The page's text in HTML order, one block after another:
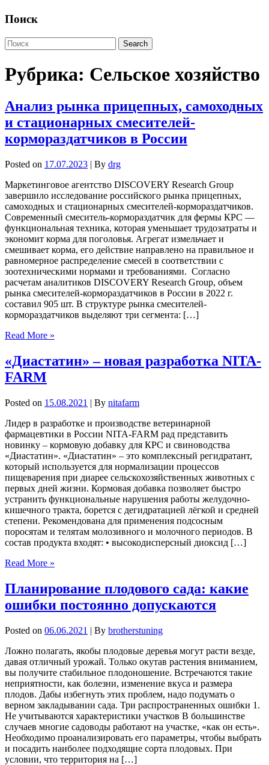
Поиск
Рубрика: Сельское хозяйство
Анализ рынка прицепных, самоходных
и стационарных смесителей-
кормораздатчиков в России
Posted on 17.07.2023 | By drg
Маркетинговое агентство DISCOVERY Research Group
завершило исследование российского рынка прицепных,
самоходных и стационарных смесителей-кормораздатчиков.
Современный смеситель-кормораздатчик для фермы КРС —
функциональная техника, которая уменьшает трудозатраты и
экономит корма для поголовья. Агрегат измельчает и
смешивает корма, его действие направлено на правильное и
равномерное распределение смесей в соответствии с
зоотехническими нормами и требованиями. Согласно
расчетам аналитиков DISCOVERY Research Group, объем
рынка смесителей-кормораздатчиков в России в 2022 г.
составил 905 шт. В структуре рынка смесителей-
кормораздатчиков выделяют три сегмента: […]
Read More »
«Диастатин» – новая разработка NITA-
FARM
Posted on 15.08.2021 | By nitafarm
Лидер в разработке и производстве ветеринарной
фармацевтики в России NITA-FARM рад представить
новинку – кормовую добавку для КРС и свиноводства
«Диастатин». «Диастатин» – это комплексный регидратант,
который используется для нормализации процессов
пищеварения при диарее сельскохозяйственных животных с
первых дней жизни. Кормовая добавка позволяет быстро
устранить функциональные нарушения работы желудочно-
кишечного тракта, борется с дегидратацией лёгкой и средней
степени. Рекомендована для применения подсосным
поросятам и телятам молозивного и молочного периодов. В
состав продукта входят: • высокодисперсный диоксид […]
Read More »
Планирование плодового сада: какие
ошибки постоянно допускаются
Posted on 06.06.2021 | By brotherstuning
Ложно полагать, якобы плодовые деревья могут расти везде,
давая отличный урожай. Только окутав растения вниманием,
вы получите стабильное плодоношение. Встречаются такие
неприятности, как болезни, изменение вкуса и размера
плодов. Дабы избегнуть этих проблем, надо подумать о
верном закладывании сада. Три распространенных ошибки 1.
Не учитываются характеристики участков В большинстве
случаев многие садоводы работают на участке, «как он есть».
Необходимо проанализировать его параметры, чтобы выбрать
и посадить наиболее подходящие сорта плодовых. При
условии, что территория на […]